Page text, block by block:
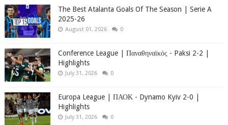
The Best Atalanta Goals Of The Season | Serie A
2025-26
August 01, 2026 0
Conference League | Παναθηναϊκός - Paksi 2-2 |
Highlights
July 31, 2026 0
Europa League | ΠΑΟΚ - Dynamo Kyiv 2-0 |
Highlights
July 31, 2026 0